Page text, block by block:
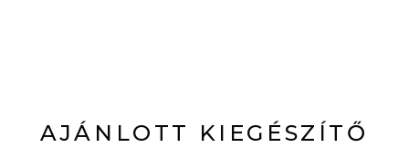
AJÁNLOTT KIEGÉSZÍTŐ